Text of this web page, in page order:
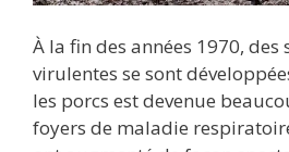
À la fin des années 1970, des
virulentes se sont
les porcs est devenue
foyers de maladie